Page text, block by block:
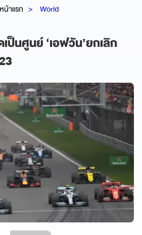
หน้าแรก World
ป็นศูนย์ ‘เอฟวัน’ยกเลิก